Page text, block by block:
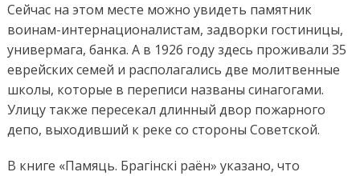
Сейчас на этом месте можно увидеть памятник
воинам-интернационалистам, задворки гостиницы,
универмага, банка. А в 1926 году здесь проживали 35
еврейских семей и располагались две молитвенные
школы, которые в переписи названы синагогами.
Улицу также пересекал длинный двор пожарного
депо, выходивший к реке со стороны Советской.
В книге «Памяць. Брагінскі раён» указано, что